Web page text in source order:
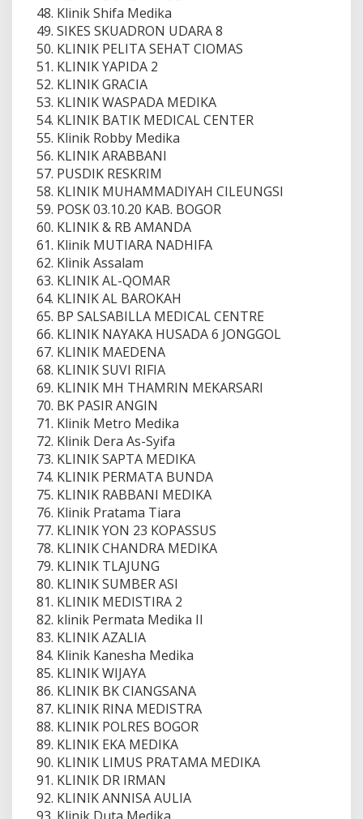
Klinik Shifa Medika
SIKES SKUADRON UDARA 8
KLINIK PELITA SEHAT CIOMAS
KLINIK YAPIDA 2
KLINIK GRACIA
KLINIK WASPADA MEDIKA
KLINIK BATIK MEDICAL CENTER
Klinik Robby Medika
KLINIK ARABBANI
PUSDIK RESKRIM
KLINIK MUHAMMADIYAH CILEUNGSI
POSK 03.10.20 KAB. BOGOR
KLINIK & RB AMANDA
Klinik MUTIARA NADHIFA
Klinik Assalam
KLINIK AL-QOMAR
KLINIK AL BAROKAH
BP SALSABILLA MEDICAL CENTRE
KLINIK NAYAKA HUSADA 6 JONGGOL
KLINIK MAEDENA
KLINIK SUVI RIFIA
KLINIK MH THAMRIN MEKARSARI
BK PASIR ANGIN
Klinik Metro Medika
Klinik Dera As-Syifa
KLINIK SAPTA MEDIKA
KLINIK PERMATA BUNDA
KLINIK RABBANI MEDIKA
Klinik Pratama Tiara
KLINIK YON 23 KOPASSUS
KLINIK CHANDRA MEDIKA
KLINIK TLAJUNG
KLINIK SUMBER ASI
KLINIK MEDISTIRA 2
klinik Permata Medika II
KLINIK AZALIA
Klinik Kanesha Medika
KLINIK WIJAYA
KLINIK BK CIANGSANA
KLINIK RINA MEDISTRA
KLINIK POLRES BOGOR
KLINIK EKA MEDIKA
KLINIK LIMUS PRATAMA MEDIKA
KLINIK DR IRMAN
KLINIK ANNISA AULIA